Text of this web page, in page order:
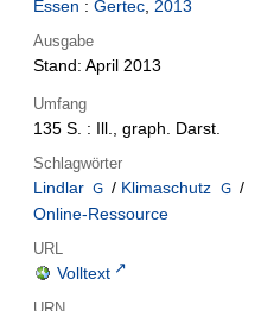
Essen : Gertec, 2013
Ausgabe
Stand: April 2013
Umfang
135 S. : Ill., graph. Darst.
Schlagwörter
Lindlar / Klimaschutz
/
Online-Ressource
URL
Volltext